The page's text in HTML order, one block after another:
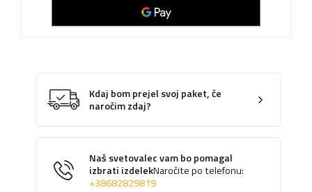
Kdaj bom prejel svoj paket, če
naročim zdaj?
Naš svetovalec vam bo pomagal
izbrati izdelekNaročite po telefonu:
+38682829819